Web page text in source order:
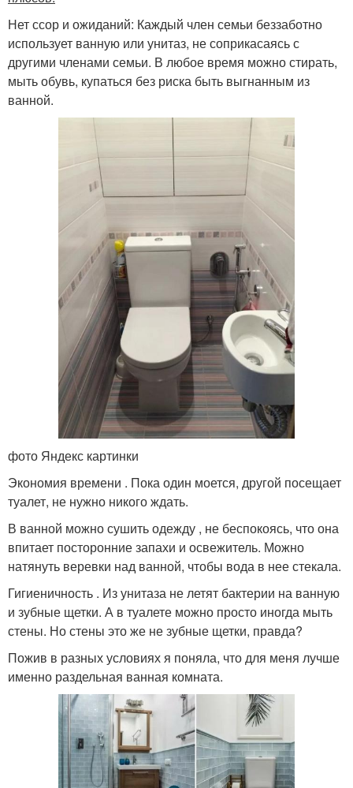
Нет ссор и ожиданий: Каждый член семьи беззаботно
использует ванную или унитаз, не соприкасаясь с
другими членами семьи. В любое время можно стирать,
мыть обувь, купаться без риска быть выгнанным из
ванной.
фото Яндекс картинки
Экономия времени . Пока один моется, другой посещает
туалет, не нужно никого ждать.
В ванной можно сушить одежду , не беспокоясь, что она
впитает посторонние запахи и освежитель. Можно
натянуть веревки над ванной, чтобы вода в нее стекала.
Гигиеничность . Из унитаза не летят бактерии на ванную
и зубные щетки. А в туалете можно просто иногда мыть
стены. Но стены это же не зубные щетки, правда?
Пожив в разных условиях я поняла, что для меня лучше
именно раздельная ванная комната.